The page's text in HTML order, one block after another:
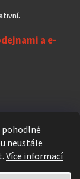
pohodlné
neustále
Více informací
a e-